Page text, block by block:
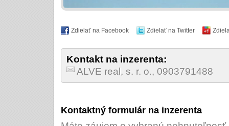
Zdielať na Facebook Zdielať na Twitter
Kontakt na inzerenta:
ALVE real, s. r. o., 0903791488
Kontaktný formulár na inzerenta